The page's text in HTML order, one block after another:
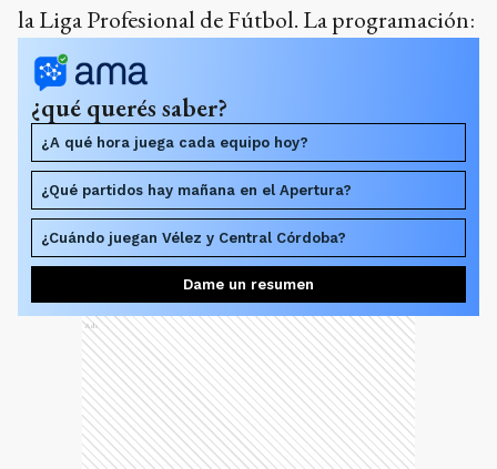
la Liga Profesional de Fútbol. La programación:
¿qué querés saber?
¿A qué hora juega cada equipo hoy?
¿Qué partidos hay mañana en el Apertura?
¿Cuándo juegan Vélez y Central Córdoba?
Dame un resumen
Ads